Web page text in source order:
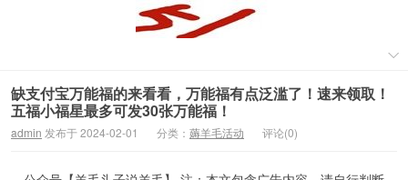
缺支付宝万能福的来看看，万能福有点泛滥了！速来领取！
五福小福星最多可发30张万能福！
admin 发布于 2024-02-01 分类： 薅羊毛活动 评论(0)